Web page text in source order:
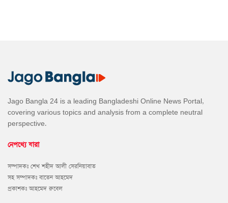
Jago Bangla 24 is a leading Bangladeshi Online News Portal,
covering various topics and analysis from a complete neutral
perspective.
নেপথ্যে যারা
সম্পাদকঃ শেখ শহীদ আলী সেরনিয়াবাত
সহ সম্পাদকঃ বাতেন আহমেদ
প্রকাশকঃ আহমেদ রুবেল